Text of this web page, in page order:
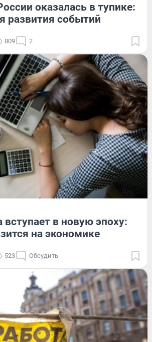
оказалась в тупике:
развития событий
809 2
в новую эпоху:
на экономике
523 Обсудить